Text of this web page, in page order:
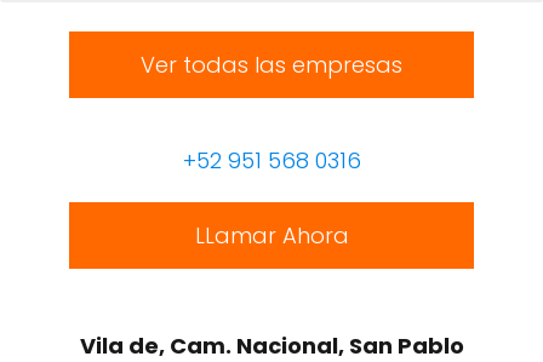
Ver todas las empresas
+52 951 568 0316
LLamar Ahora
Vila de, Cam. Nacional, San Pablo